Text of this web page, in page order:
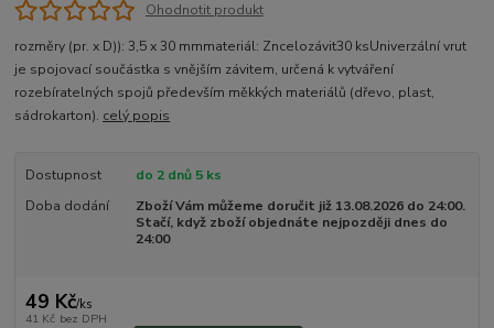
Ohodnotit produkt
rozměry (pr. x D)): 3,5 x 30 mmmateriál: Zncelozávit30 ksUniverzální vrut
je spojovací součástka s vnějším závitem, určená k vytváření
rozebíratelných spojů především měkkých materiálů (dřevo, plast,
sádrokarton). celý popis
Dostupnost
do 2 dnů 5 ks
Doba dodání
Zboží Vám můžeme doručit již 13.08.2026 do 24:00.
Stačí, když zboží objednáte nejpozději dnes do
24:00
49 Kč/ks
41 Kč bez DPH